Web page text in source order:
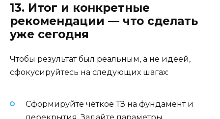
13. Итог и конкретные
рекомендации — что сделать
уже сегодня
Чтобы результат был реальным, а не идеей,
сфокусируйтесь на следующих шагах:
Сформируйте чёткое ТЗ на фундамент и